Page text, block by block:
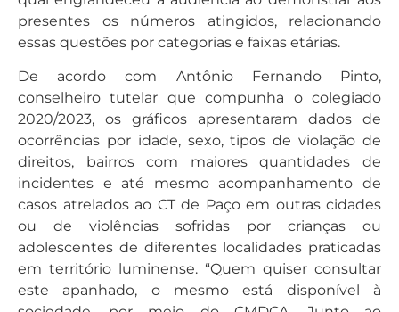
presentes os números atingidos, relacionando
essas questões por categorias e faixas etárias.
De acordo com Antônio Fernando Pinto,
conselheiro tutelar que compunha o colegiado
2020/2023, os gráficos apresentaram dados de
ocorrências por idade, sexo, tipos de violação de
direitos, bairros com maiores quantidades de
incidentes e até mesmo acompanhamento de
casos atrelados ao CT de Paço em outras cidades
ou de violências sofridas por crianças ou
adolescentes de diferentes localidades praticadas
em território luminense. “Quem quiser consultar
este apanhado, o mesmo está disponível à